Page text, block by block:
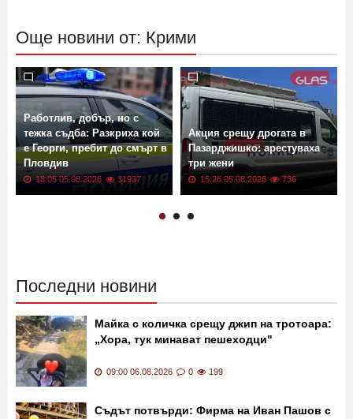
Още новини от: Крими
Работлив, добър, но с
тежка съдба: Разкриха кой
е Георги, пребит до смърт в
Пловдив
18:05 05.08.2026 31937
Акция срещу дрогата в
Пазарджишко: арестуваха
три жени
15:26 05.08.2026 736
Последни новини
Майка с количка срещу джип на тротоара:
„Хора, тук минават пешеходци"
09:00 06.08.2026 0 199
Съдът потвърди: Фирма на Иван Пашов с